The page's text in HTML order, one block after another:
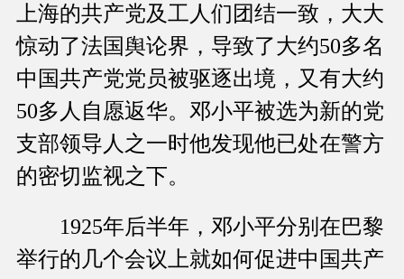
上海的共产党及工人们团结一致，大大
惊动了法国舆论界，导致了大约50多名
中国共产党党员被驱逐出境，又有大约
50多人自愿返华。邓小平被选为新的党
支部领导人之一时他发现他已处在警方
的密切监视之下。
1925年后半年，邓小平分别在巴黎
举行的几个会议上就如何促进中国共产